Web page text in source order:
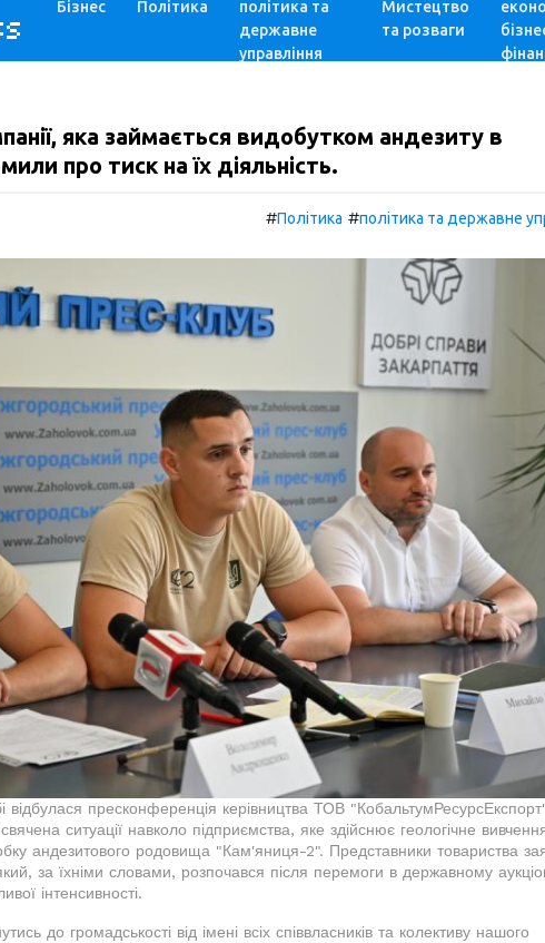
Бізнес Політика
політика та
державне
управління
Мистецтво
та розваги
яка займається видобутком андезиту в
про тиск на їх діяльність.
#Політика #політика та державне
відбулася пресконференція керівництва ТОВ
ситуації навколо підприємства, яке здійснює геологічне
андезитового родовища "Кам'яниця-2". Представники товариства
за їхніми словами, розпочався після перемоги в державному
інтенсивності.
до громадськості від імені всіх співвласників та колективу нашого